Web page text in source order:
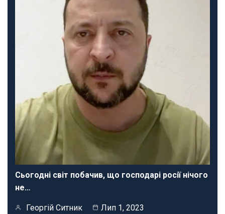
Сьогодні світ побачив, що господарі росії нічого
не…
Георгій Ситник Лип 1, 2023